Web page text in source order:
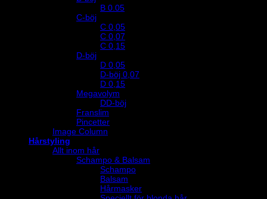
B 0.05
C-böj
C 0,05
C 0,07
C 0,15
D-böj
D 0,05
D-böj 0,07
D 0,15
Megavolym
DD-böj
Franslim
Pincetter
Image Column
Hårstyling
Allt inom hår
Schampo & Balsam
Schampo
Balsam
Hårmasker